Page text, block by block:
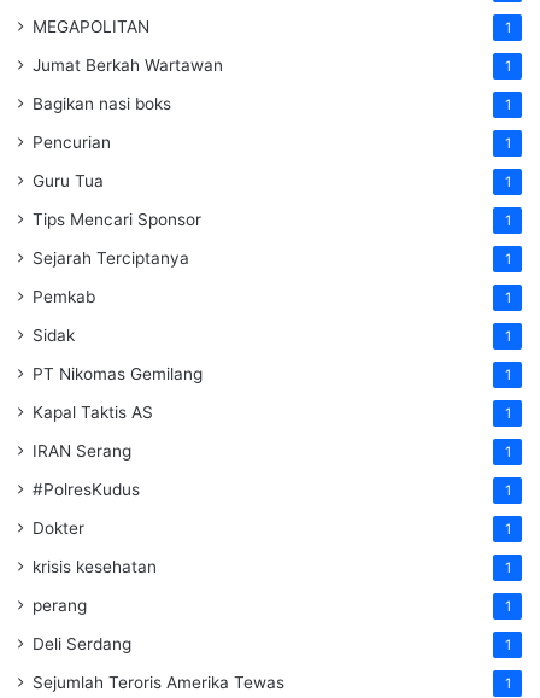
MEGAPOLITAN 1
Jumat Berkah Wartawan 1
Bagikan nasi boks 1
Pencurian 1
Guru Tua 1
Tips Mencari Sponsor 1
Sejarah Terciptanya 1
Pemkab 1
Sidak 1
PT Nikomas Gemilang 1
Kapal Taktis AS 1
IRAN Serang 1
#PolresKudus 1
Dokter 1
krisis kesehatan 1
perang 1
Deli Serdang 1
Sejumlah Teroris Amerika Tewas 1